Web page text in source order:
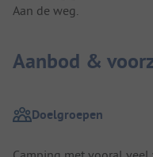
Aan de weg.
Aanbod &
Doelgroepen